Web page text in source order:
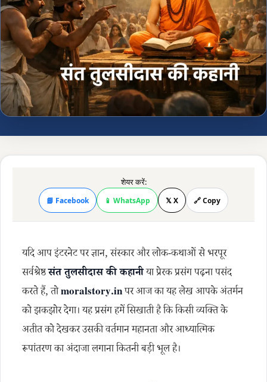
शेयर करें:
📘 Facebook 📱 WhatsApp 𝕏 X 🔗 Copy
यदि आप इंटरनेट पर ज्ञान, संस्कार और लोक-कथाओं से भरपूर
सर्वश्रेष्ठसंत तुलसीदास की कहानीया प्रेरक प्रसंग पढ़ना पसंद
करते हैं, तोmoralstory.inपर आज का यह लेख आपके अंतर्मन
को झकझोर देगा। यह प्रसंग हमें सिखाती है कि किसी व्यक्ति के
अतीत को देखकर उसकी वर्तमान महानता और आध्यात्मिक
रूपांतरण का अंदाजा लगाना कितनी बड़ी भूल है।